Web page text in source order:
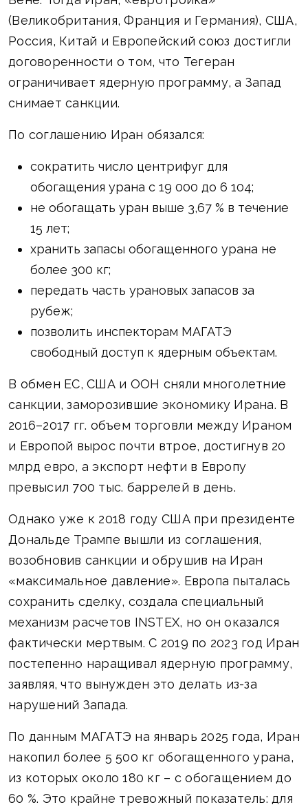
(Великобритания, Франция и Германия), США,
Россия, Китай и Европейский союз достигли
договоренности о том, что Тегеран
ограничивает ядерную программу, а Запад
снимает санкции.
По соглашению Иран обязался:
сократить число центрифуг для
обогащения урана с 19 000 до 6 104;
не обогащать уран выше 3,67 % в течение
15 лет;
хранить запасы обогащенного урана не
более 300 кг;
передать часть урановых запасов за
рубеж;
позволить инспекторам МАГАТЭ
свободный доступ к ядерным объектам.
В обмен ЕС, США и ООН сняли многолетние
санкции, заморозившие экономику Ирана. В
2016–2017 гг. объем торговли между Ираном
и Европой вырос почти втрое, достигнув 20
млрд евро, а экспорт нефти в Европу
превысил 700 тыс. баррелей в день.
Однако уже к 2018 году США при президенте
Дональде Трампе вышли из соглашения,
возобновив санкции и обрушив на Иран
«максимальное давление». Европа пыталась
сохранить сделку, создала специальный
механизм расчетов INSTEX, но он оказался
фактически мертвым. С 2019 по 2023 год Иран
постепенно наращивал ядерную программу,
заявляя, что вынужден это делать из-за
нарушений Запада.
По данным МАГАТЭ на январь 2025 года, Иран
накопил более 5 500 кг обогащенного урана,
из которых около 180 кг – с обогащением до
60 %. Это крайне тревожный показатель: для